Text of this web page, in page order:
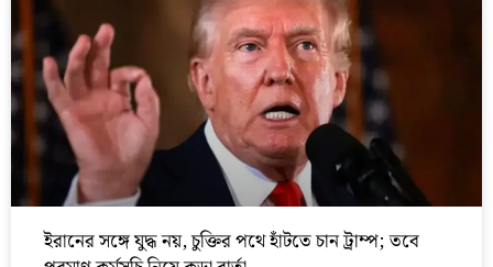
ইরানের সঙ্গে যুদ্ধ নয়, চুক্তির পথে হাঁটতে চান ট্রাম্প; তবে